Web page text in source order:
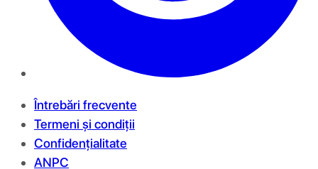
Întrebări frecvente
Termeni și condiții
Confidențialitate
ANPC